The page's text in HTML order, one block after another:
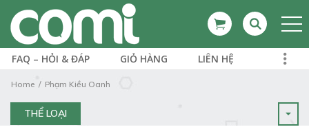
FAQ – HỎI & ĐÁP GIỎ HÀNG LIÊN HỆ
Home Phạm Kiều Oanh
THỂ LOẠI